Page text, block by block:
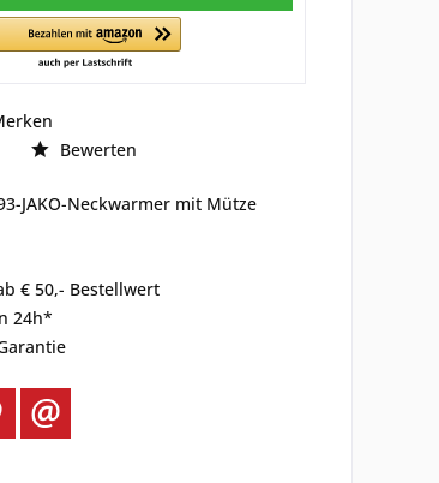
Bewerten
JAKO-Neckwarmer mit Mütze
€ 50,- Bestellwert
24h*